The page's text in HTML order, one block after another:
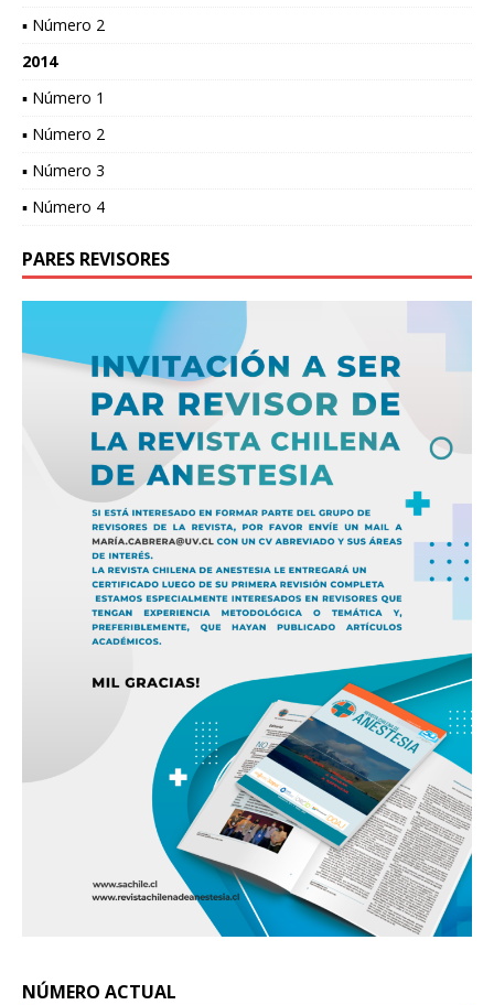
▪ Número 2
2014
▪ Número 1
▪ Número 2
▪ Número 3
▪ Número 4
PARES REVISORES
NÚMERO ACTUAL